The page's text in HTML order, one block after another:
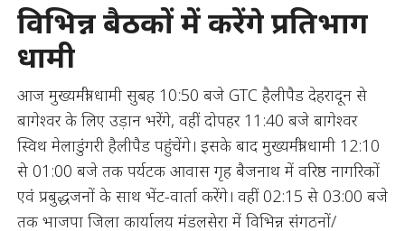
विभिन्न बैठकों में करेंगे प्रतिभाग
धामी
आज मुख्यमंत्री धामी सुबह 10:50 बजे GTC हैलीपैड देहरादून से
बागेश्वर के लिए उड़ान भरेंगे, वहीं दोपहर 11:40 बजे बागेश्वर
स्विथ मेलाडुंगरी हैलीपैड पहुंचेंगे। इसके बाद मुख्यमंत्री धामी 12:10
से 01:00 बजे तक पर्यटक आवास गृह बैजनाथ में वरिष्ठ नागरिकों
एवं प्रबुद्धजनों के साथ भेंट-वार्ता करेंगे। वहीं 02:15 से 03:00 बजे
तक भाजपा जिला कार्यालय मंडलसेरा में विभिन्न संगठनों/